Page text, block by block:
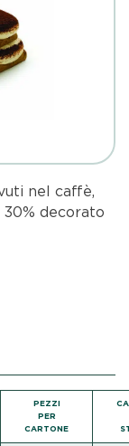
nel caffè,
decorato
PEZZI
PER
CARTONE